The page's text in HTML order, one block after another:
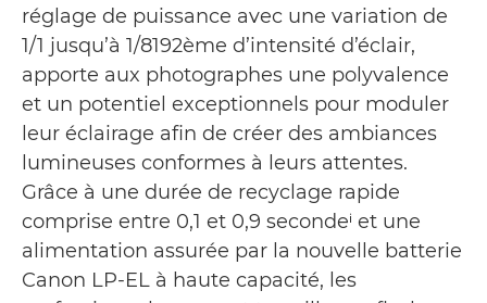
réglage de puissance avec une variation de
1/1 jusqu’à 1/8192ème d’intensité d’éclair,
apporte aux photographes une polyvalence
et un potentiel exceptionnels pour moduler
leur éclairage afin de créer des ambiances
lumineuses conformes à leurs attentes.
Grâce à une durée de recyclage rapide
comprise entre 0,1 et 0,9 secondeⁱ et une
alimentation assurée par la nouvelle batterie
Canon LP-EL à haute capacité, les